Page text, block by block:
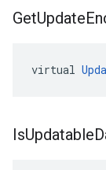
GetUpdate
virtual
IsUpdatable